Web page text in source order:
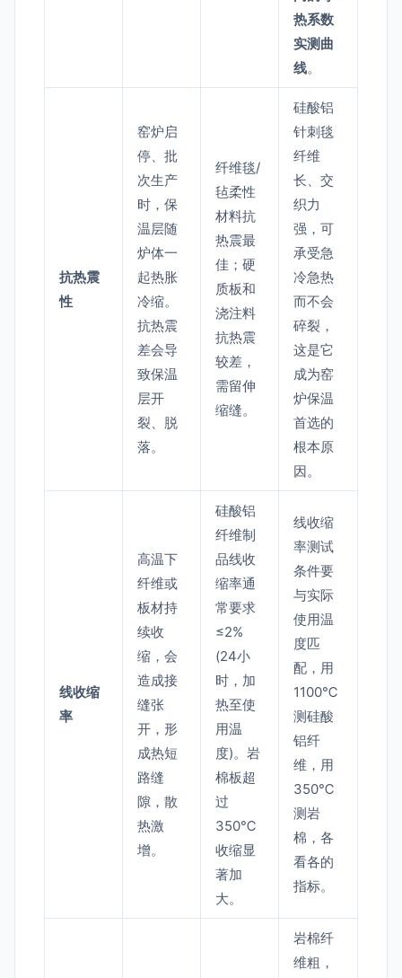
热系数
实测曲
线。
抗热震
性
窑炉启
停、批
次生产
时，保
温层随
炉体一
起热胀
冷缩。
抗热震
差会导
致保温
层开
裂、脱
落。
纤维毯/
毡柔性
材料抗
热震最
佳；硬
质板和
浇注料
抗热震
较差，
需留伸
缩缝。
硅酸铝
针刺毯
纤维
长、交
织力
强，可
承受急
冷急热
而不会
碎裂，
这是它
成为窑
炉保温
首选的
根本原
因。
线收缩
率
高温下
纤维或
板材持
续收
缩，会
造成接
缝张
开，形
成热短
路缝
隙，散
热激
增。
硅酸铝
纤维制
品线收
缩率通
常要求
≤2%
(24小
时，加
热至使
用温
度)。岩
棉板超
过
350℃
收缩显
著加
大。
线收缩
率测试
条件要
与实际
使用温
度匹
配，用
1100℃
测硅酸
铝纤
维，用
350℃
测岩
棉，各
看各的
指标。
岩棉纤
维粗，